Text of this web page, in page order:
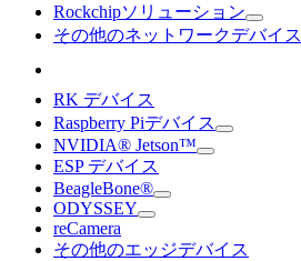
Rockchipソリューション
その他のネットワークデバイス
RK デバイス
Raspberry Piデバイス
NVIDIA® Jetson™
ESP デバイス
BeagleBone®
ODYSSEY
reCamera
その他のエッジデバイス